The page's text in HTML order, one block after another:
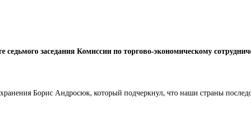
заседания Комиссии по торгово-экономическому
Борис Андросюк, который подчеркнул, что наши страны